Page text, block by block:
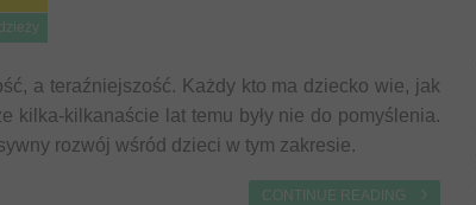
a teraźniejszość. Każdy kto ma dziecko wie, jak
kilka-kilkanaście lat temu były nie do pomyślenia.
rozwój wśród dzieci w tym zakresie.
CONTINUE READING